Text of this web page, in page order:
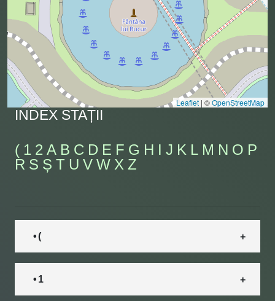
Leaflet | ©OpenStreetMap
INDEX STAȚII
( 1 2 A B C D E F G H I J K L M N O P
R S Ș T U V W X Z
• (
• 1